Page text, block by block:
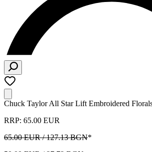
Chuck Taylor All Star Lift Embroidered
RRP: 65.00 EUR
65.00 EUR / 127.13 BGN*